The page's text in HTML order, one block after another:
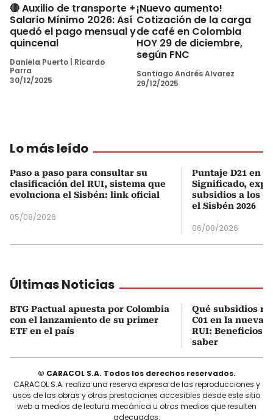
🔴 Auxilio de transporte +
Salario Mínimo 2026: Así
quedó el pago mensual y
quincenal
Daniela Puerto
Ricardo
Parra
30/12/2025
¡Nuevo aumento!
Cotización de la carga
de café en Colombia
HOY 29 de diciembre,
según FNC
Santiago Andrés Alvarez
29/12/2025
Lo más leído
Paso a paso para consultar su
clasificación del RUI, sistema que
evoluciona el Sisbén: link oficial
05/08/2026
Puntaje D21 en
Significado,
subsidios a los
el Sisbén 2026
06/08/2026
Últimas Noticias
BTG Pactual apuesta por Colombia
con el lanzamiento de su primer
ETF en el país
Qué subsidios
C01 en la nueva
RUI: Beneficios
saber
© CARACOL S.A. Todos los derechos reservados.
CARACOL S.A. realiza una reserva expresa de las reproducciones y
usos de las obras y otras prestaciones accesibles desde este sitio
web a medios de lectura mecánica u otros medios que resulten
adecuados.